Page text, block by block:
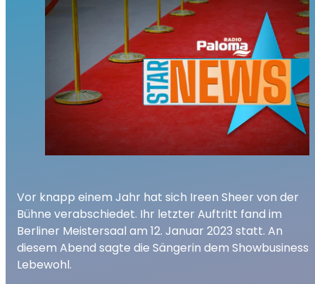
Vor knapp einem Jahr hat sich Ireen Sheer von der
Bühne verabschiedet. Ihr letzter Auftritt fand im
Berliner Meistersaal am 12. Januar 2023 statt. An
diesem Abend sagte die Sängerin dem Showbusiness
Lebewohl.